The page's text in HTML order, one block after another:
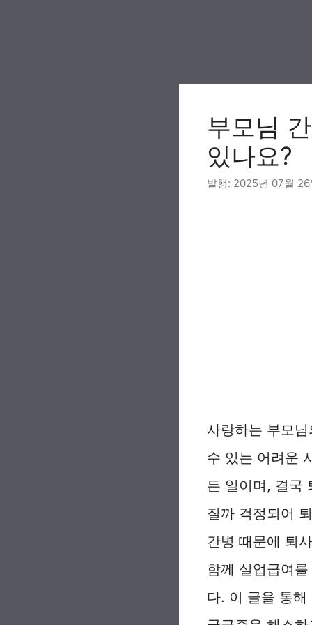
부모님
있나요?
2025년 07월 26
사랑하는 부모
수 있는 어려운
든 일이며, 결국
질까 걱정되어
간병 때문에 퇴
함께 실업급여
다. 이 글을 통